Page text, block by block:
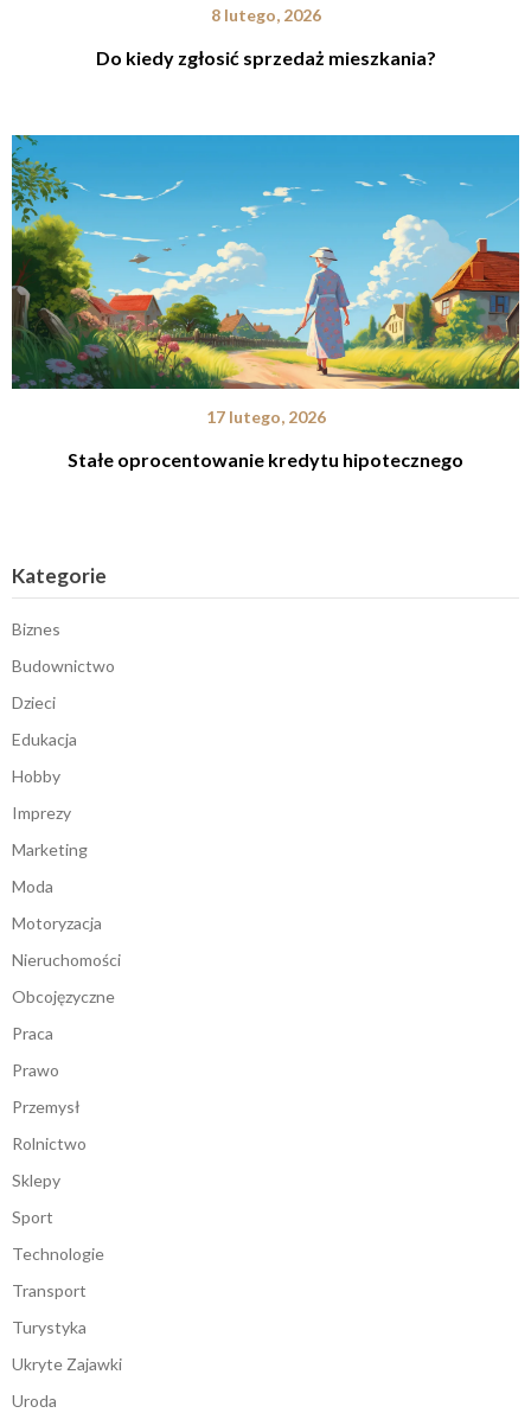
8 lutego, 2026
Do kiedy zgłosić sprzedaż mieszkania?
17 lutego, 2026
Stałe oprocentowanie kredytu hipotecznego
Kategorie
Biznes
Budownictwo
Dzieci
Edukacja
Hobby
Imprezy
Marketing
Moda
Motoryzacja
Nieruchomości
Obcojęzyczne
Praca
Prawo
Przemysł
Rolnictwo
Sklepy
Sport
Technologie
Transport
Turystyka
Ukryte Zajawki
Uroda